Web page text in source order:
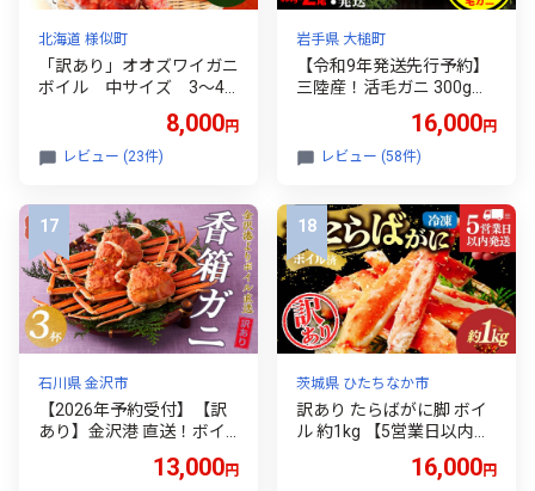
北海道 様似町
「訳あり」オオズワイガニ
ボイル 中サイズ 3～4
海産物 海鮮 冷凍 ボイル お
せち オオズワイガニ crab
8,000円
レビュー (23件)
岩手県 大槌町
【令和9年発送先行予約】
三陸産！活毛ガニ 300g相
16,000円
レビュー (58件)
石川県 金沢市
【2026年予約受付】【訳
あり】金沢港 直送！ボイ
13,000円
茨城県 ひたちなか市
訳あり たらばがに脚 ボイ
ル 約1kg 【5営業日以内配
本たらば蟹 たらばがに た
16,000円